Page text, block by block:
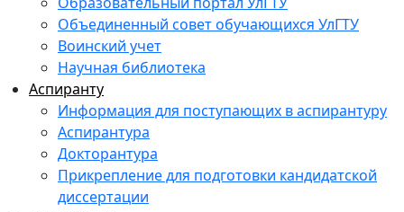
Объединенный совет обучающихся УлГТУ
Воинский учет
Научная библиотека
Аспиранту
Информация для поступающих в аспирантуру
Аспирантура
Докторантура
Прикрепление для подготовки кандидатской
диссертации